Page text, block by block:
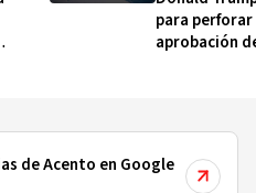
para perforar
aprobación
de Acento en Google